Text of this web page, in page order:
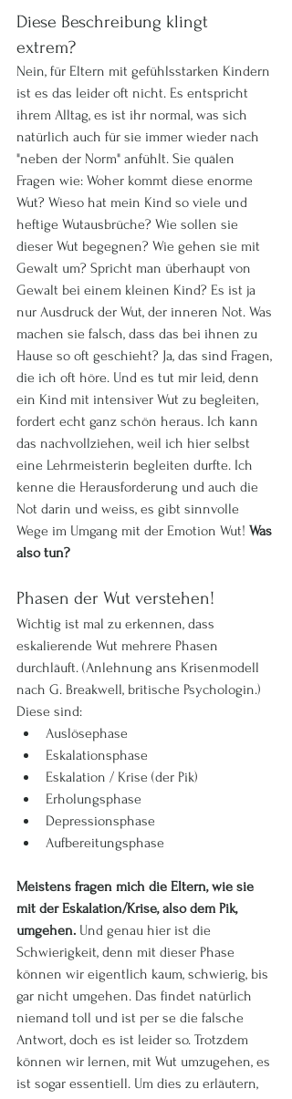
Diese Beschreibung klingt
extrem?
Nein, für Eltern mit gefühlsstarken Kindern
ist es das leider oft nicht. Es entspricht
ihrem Alltag, es ist ihr normal, was sich
natürlich auch für sie immer wieder nach
"neben der Norm" anfühlt. Sie quälen
Fragen wie: Woher kommt diese enorme
Wut? Wieso hat mein Kind so viele und
heftige Wutausbrüche? Wie sollen sie
dieser Wut begegnen? Wie gehen sie mit
Gewalt um? Spricht man überhaupt von
Gewalt bei einem kleinen Kind? Es ist ja
nur Ausdruck der Wut, der inneren Not. Was
machen sie falsch, dass das bei ihnen zu
Hause so oft geschieht? Ja, das sind Fragen,
die ich oft höre. Und es tut mir leid, denn
ein Kind mit intensiver Wut zu begleiten,
fordert echt ganz schön heraus. Ich kann
das nachvollziehen, weil ich hier selbst
eine Lehrmeisterin begleiten durfte. Ich
kenne die Herausforderung und auch die
Not darin und weiss, es gibt sinnvolle
Wege im Umgang mit der Emotion Wut! Was
also tun?
Phasen der Wut verstehen!
Wichtig ist mal zu erkennen, dass
eskalierende Wut mehrere Phasen
durchläuft. (Anlehnung ans Krisenmodell
nach G. Breakwell, britische Psychologin.)
Diese sind:
Auslösephase
Eskalationsphase
Eskalation / Krise (der Pik)
Erholungsphase
Depressionsphase
Aufbereitungsphase
Meistens fragen mich die Eltern, wie sie
mit der Eskalation/Krise, also dem Pik,
umgehen. Und genau hier ist die
Schwierigkeit, denn mit dieser Phase
können wir eigentlich kaum, schwierig, bis
gar nicht umgehen. Das findet natürlich
niemand toll und ist per se die falsche
Antwort, doch es ist leider so. Trotzdem
können wir lernen, mit Wut umzugehen, es
ist sogar essentiell. Um dies zu erläutern,